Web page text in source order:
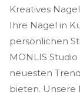
Kreatives
Ihre Nägel in
persönlichen
MONLIS
neuesten
bieten. Unsere